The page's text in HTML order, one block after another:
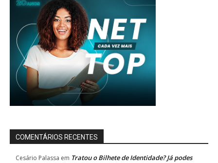
COMENTÁRIOS RECENTES
Cesário Palassa em Tratou o Bilhete de Identidade? Já podes